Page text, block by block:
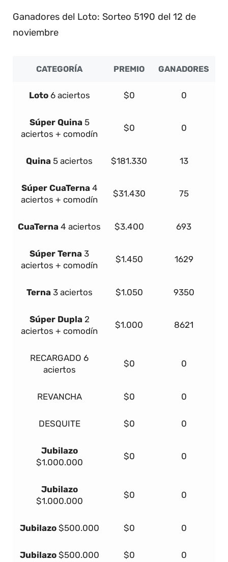
Ganadores del Loto: Sorteo 5190 del 12 de
noviembre
CATEGORÍA PREMIO GANADORES
Loto 6 aciertos $0 0
Súper Quina 5
aciertos + comodín
$0 0
Quina 5 aciertos $181.330 13
Súper CuaTerna 4
aciertos + comodín
$31.430 75
CuaTerna 4 aciertos $3.400 693
Súper Terna 3
aciertos + comodín
$1.450 1629
Terna 3 aciertos $1.050 9350
Súper Dupla 2
aciertos + comodín
$1.000 8621
RECARGADO 6
aciertos
$0 0
REVANCHA $0 0
DESQUITE $0 0
Jubilazo
$1.000.000
$0 0
Jubilazo
$1.000.000
$0 0
Jubilazo $500.000 $0 0
Jubilazo $500.000 $0 0